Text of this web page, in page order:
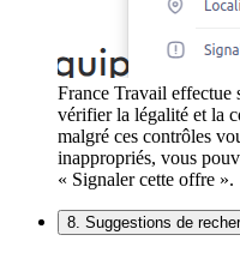
France Travail effectue
vérifier la légalité et la
malgré ces contrôles
inappropriés, vous
« Signaler cette offre ».
8. Suggestions de